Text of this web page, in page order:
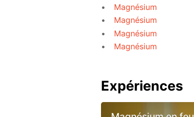
Magnésium
Magnésium
Magnésium
Magnésium
Expériences